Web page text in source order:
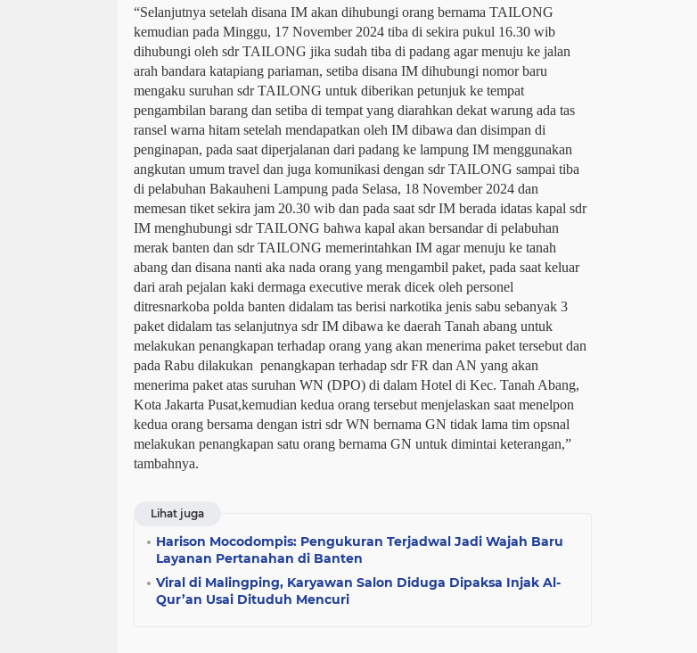
“Selanjutnya setelah disana IM akan dihubungi orang bernama TAILONG
kemudian pada Minggu, 17 November 2024 tiba di sekira pukul 16.30 wib
dihubungi oleh sdr TAILONG jika sudah tiba di padang agar menuju ke jalan
arah bandara katapiang pariaman, setiba disana IM dihubungi nomor baru
mengaku suruhan sdr TAILONG untuk diberikan petunjuk ke tempat
pengambilan barang dan setiba di tempat yang diarahkan dekat warung ada tas
ransel warna hitam setelah mendapatkan oleh IM dibawa dan disimpan di
penginapan, pada saat diperjalanan dari padang ke lampung IM menggunakan
angkutan umum travel dan juga komunikasi dengan sdr TAILONG sampai tiba
di pelabuhan Bakauheni Lampung pada Selasa, 18 November 2024 dan
memesan tiket sekira jam 20.30 wib dan pada saat sdr IM berada idatas kapal sdr
IM menghubungi sdr TAILONG bahwa kapal akan bersandar di pelabuhan
merak banten dan sdr TAILONG memerintahkan IM agar menuju ke tanah
abang dan disana nanti aka nada orang yang mengambil paket, pada saat keluar
dari arah pejalan kaki dermaga executive merak dicek oleh personel
ditresnarkoba polda banten didalam tas berisi narkotika jenis sabu sebanyak 3
paket didalam tas selanjutnya sdr IM dibawa ke daerah Tanah abang untuk
melakukan penangkapan terhadap orang yang akan menerima paket tersebut dan
pada Rabu dilakukan penangkapan terhadap sdr FR dan AN yang akan
menerima paket atas suruhan WN (DPO) di dalam Hotel di Kec. Tanah Abang,
Kota Jakarta Pusat,kemudian kedua orang tersebut menjelaskan saat menelpon
kedua orang bersama dengan istri sdr WN bernama GN tidak lama tim opsnal
melakukan penangkapan satu orang bernama GN untuk dimintai keterangan,”
tambahnya.
Lihat juga
Harison Mocodompis: Pengukuran Terjadwal Jadi Wajah Baru
Layanan Pertanahan di Banten
Viral di Malingping, Karyawan Salon Diduga Dipaksa Injak Al-
Qur’an Usai Dituduh Mencuri